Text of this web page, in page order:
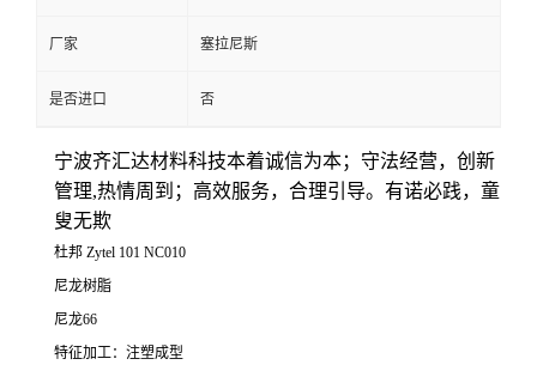
厂家 塞拉尼斯
是否进口 否
宁波齐汇达材料科技本着诚信为本；守法经营，创新
管理,热情周到；高效服务，合理引导。有诺必践，童
叟无欺
杜邦 Zytel 101 NC010
尼龙树脂
尼龙66
特征加工：注塑成型